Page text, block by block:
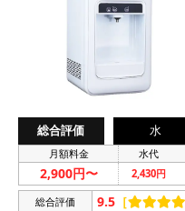
総合評価 水
月額料金 水代
2,900円〜 2,430円
総合評価 9.5 ［